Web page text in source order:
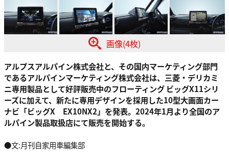
画像(4枚)
アルプスアルパイン株式会社と、その国内マーケティング部門
であるアルパインマーケティング株式会社は、三菱・デリカミ
ニ専用製品として好評販売中のフローティング ビッグX11シリ
ーズに加えて、新たに専用デザインを採用した10型大画面カー
ナビ「ビッグX EX10NX2」を発表。2024年1月より全国のア
ルパイン製品取扱店にて販売を開始する。
●文:月刊自家用車編集部